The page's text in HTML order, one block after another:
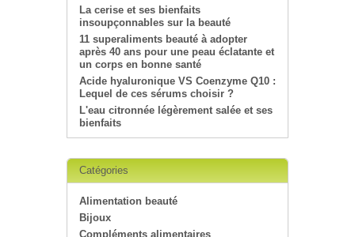
La cerise et ses bienfaits
insoupçonnables sur la beauté
11 superaliments beauté à adopter
après 40 ans pour une peau éclatante et
un corps en bonne santé
Acide hyaluronique VS Coenzyme Q10 :
Lequel de ces sérums choisir ?
L'eau citronnée légèrement salée et ses
bienfaits
Catégories
Alimentation beauté
Bijoux
Compléments alimentaires